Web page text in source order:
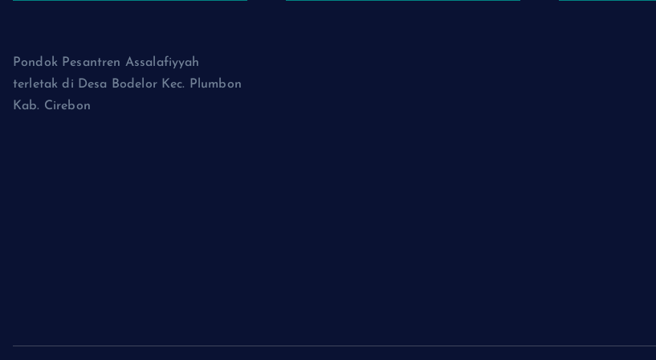
Pondok Pesantren Assalafiyyah
terletak di Desa Bodelor Kec. Plumbon
Kab. Cirebon